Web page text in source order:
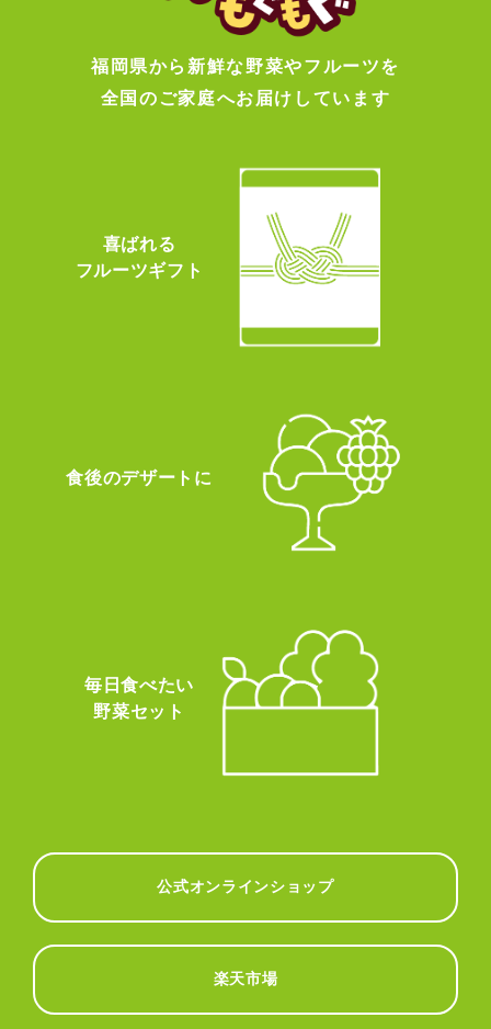
福岡県から新鮮な野菜やフルーツを
全国のご家庭へお届けしています
喜ばれる
フルーツギフト
食後のデザートに
毎日食べたい
野菜セット
公式オンラインショップ
楽天市場